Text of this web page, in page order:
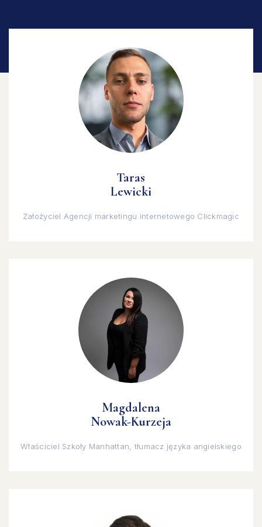
Taras
Lewicki
Założyciel Agencji marketingu internetowego Clickmagic
Magdalena
Nowak-Kurzeja
Właściciel Szkoły Manhattan, tłumacz języka angielskiego